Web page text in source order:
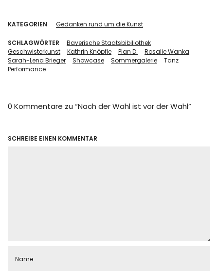
KATEGORIEN Gedanken rund um die Kunst
SCHLAGWÖRTER
Bayerische Staatsbibiliothek
Geschwisterkunst
Kathrin Knöpfle Plan D.
Rosalie Wanka
Sarah-Lena Brieger
Showcase Sommergalerie
Tanz
Performance
0 Kommentare zu “Nach der Wahl ist vor der Wahl”
SCHREIBE EINEN KOMMENTAR